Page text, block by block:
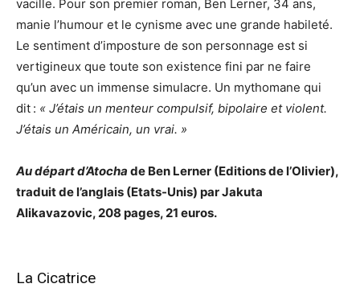
vacille. Pour son premier roman, Ben Lerner, 34 ans,
manie l’humour et le cynisme avec une grande habileté.
Le sentiment d’imposture de son personnage est si
vertigineux que toute son existence fini par ne faire
qu’un avec un immense simulacre. Un mythomane qui
dit : « J’étais un menteur compulsif, bipolaire et violent.
J’étais un Américain, un vrai. »
Au départ d’Atocha de Ben Lerner (Editions de l’Olivier),
traduit de l’anglais (Etats-Unis) par Jakuta
Alikavazovic, 208 pages, 21 euros.
La Cicatrice